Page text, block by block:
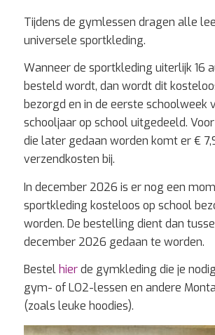
Tijdens de gymlessen dragen alle
universele sportkleding.
Wanneer de sportkleding uiterlijk 16
besteld wordt, dan wordt dit
bezorgd en in de eerste schoolweek
schooljaar op school uitgedeeld.
die later gedaan worden komt er €
verzendkosten bij.
In december 2026 is er nog een
sportkleding kosteloos op school
worden. De bestelling dient dan
december 2026 gedaan te worden.
Bestelhierde gymkleding die je
gym- of LO2-lessen en andere
(zoals leuke hoodies).